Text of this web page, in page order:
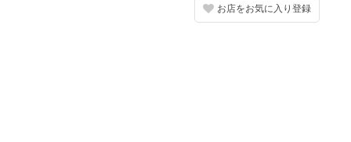
お店をお気に入り登録